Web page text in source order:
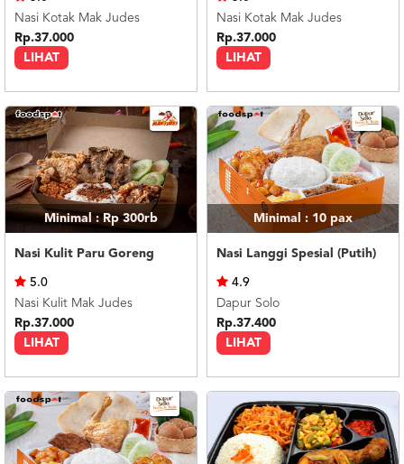
LIHAT
Nasi Kotak Mak Judes
Rp.37.000
LIHAT
Nasi Kotak Mak Judes
Rp.37.000
Minimal : Rp 300rb
Nasi Kulit Paru Goreng
LIHAT
5.0
Nasi Kulit Mak Judes
Rp.37.000
Minimal : 10 pax
Nasi Langgi Spesial (Putih)
LIHAT
4.9
Dapur Solo
Rp.37.400